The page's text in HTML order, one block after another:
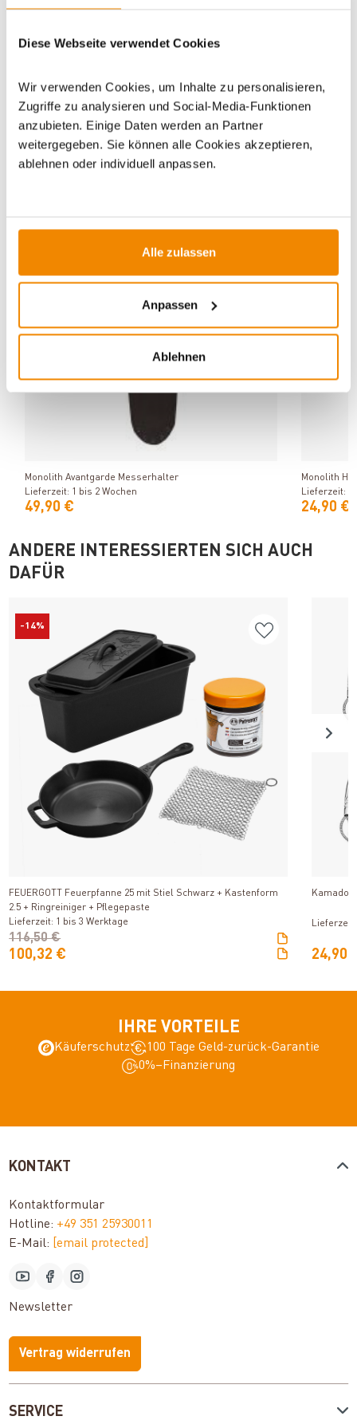
Diese Webseite verwendet Cookies
Wir verwenden Cookies, um Inhalte zu personalisieren,
Zugriffe zu analysieren und Social-Media-Funktionen
anzubieten. Einige Daten werden an Partner
weitergegeben. Sie können alle Cookies akzeptieren,
ablehnen oder individuell anpassen.
Alle zulassen
Anpassen
Ablehnen
Dieses Produkt finden Sie unter: Grillzubehör
Produkt ansehen
Monolith Avantgarde Messerhalter
Lieferzeit: 1 bis 2 Wochen
49,90 €
Monolith
Lieferzeit: 1
24,90 €
ANDERE INTERESSIERTEN SICH AUCH
DAFÜR
-14%
FEUERGOTT Feuerpfanne 25 mit Stiel Schwarz + Kastenform
2.5 + Ringreiniger + Pflegepaste
Lieferzeit: 1 bis 3 Werktage
100,32 €
116,50 €
Kamado
24,90
IHRE VORTEILE
Käuferschutz
100 Tage Geld-zurück-Garantie
0%–Finanzierung
SERVICE
KONTAKT
Kontaktformular
Hotline: +49 351 25930011
E-Mail:
[email protected]
Newsletter
Vertrag widerrufen